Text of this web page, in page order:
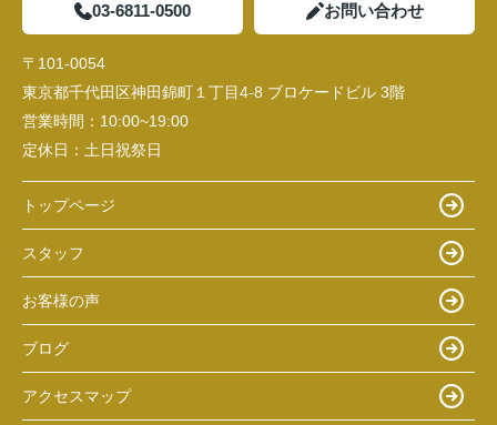
03-6811-0500 お問い合わせ
〒101-0054
東京都千代田区神田錦町１丁目4-8 ブロケードビル 3階
営業時間： 10:00~19:00
定休日： 土日祝祭日
トップページ
スタッフ
お客様の声
ブログ
アクセスマップ